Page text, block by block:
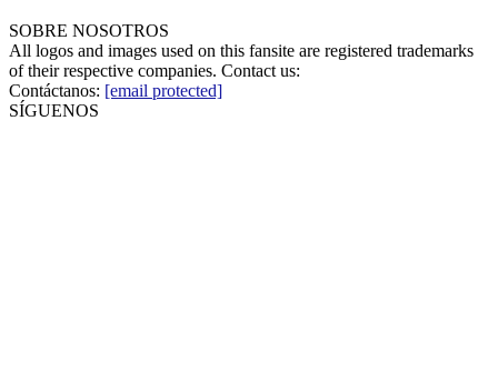
SOBRE NOSOTROS
All logos and images used on this fansite are registered trademarks
of their respective companies. Contact us:
Contáctanos: [email protected]
SÍGUENOS